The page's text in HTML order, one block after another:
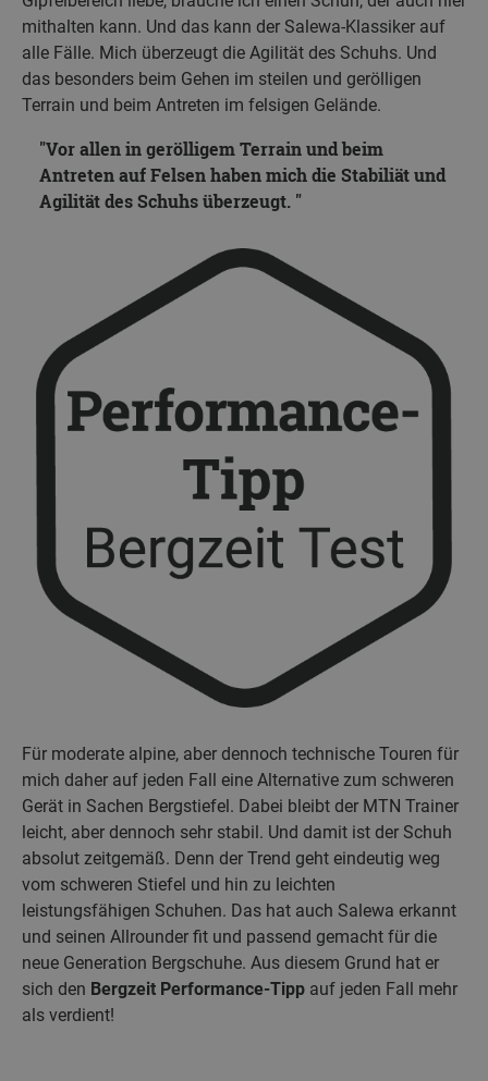
mithalten kann. Und das kann der Salewa-Klassiker auf
alle Fälle. Mich überzeugt die Agilität des Schuhs. Und
das besonders beim Gehen im steilen und gerölligen
Terrain und beim Antreten im felsigen Gelände.
Vor allen in gerölligem Terrain und beim
Antreten auf Felsen haben mich die Stabiliät und
Agilität des Schuhs überzeugt.
Für moderate alpine, aber dennoch technische Touren für
mich daher auf jeden Fall eine Alternative zum schweren
Gerät in Sachen Bergstiefel. Dabei bleibt der MTN Trainer
leicht, aber dennoch sehr stabil. Und damit ist der Schuh
absolut zeitgemäß. Denn der Trend geht eindeutig weg
vom schweren Stiefel und hin zu leichten
leistungsfähigen Schuhen. Das hat auch Salewa erkannt
und seinen Allrounder fit und passend gemacht für die
neue Generation Bergschuhe. Aus diesem Grund hat er
sich den Bergzeit Performance-Tipp auf jeden Fall mehr
als verdient!